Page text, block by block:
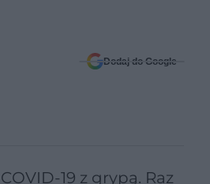
Dodaj do Google
19 z grypą. Raz